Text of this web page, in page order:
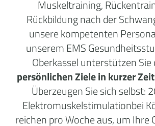
Muskeltraining,
Rückbildung nach der
unsere kompetenten
unserem EMS
Oberkassel unterstützen Sie
persönlichen Ziele in kurzer
Überzeugen Sie sich selbst:
Elektromuskelstimulationbei
reichen pro Woche aus, um Ihre